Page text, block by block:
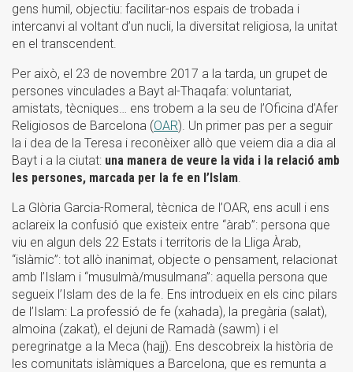
gens humil, objectiu: facilitar-nos espais de trobada i
intercanvi al voltant d’un nucli, la diversitat religiosa, la unitat
en el transcendent.
Per això, el 23 de novembre 2017 a la tarda, un grupet de
persones vinculades a Bayt al-Thaqafa: voluntariat,
amistats, tècniques… ens trobem a la seu de l’Oficina d’Afer
Religiosos de Barcelona (OAR). Un primer pas per a seguir
la i dea de la Teresa i reconèixer allò que veiem dia a dia al
Bayt i a la ciutat: una manera de veure la vida i la relació amb
les persones, marcada per la fe en l’Islam
La Glòria Garcia-Romeral, tècnica de l’OAR, ens acull i ens
aclareix la confusió que existeix entre “àrab”: persona que
viu en algun dels 22 Estats i territoris de la Lliga Àrab,
“islàmic”: tot allò inanimat, objecte o pensament, relacionat
amb l’Islam i “musulmà/musulmana”: aquella persona que
segueix l’Islam des de la fe. Ens introdueix en els cinc pilars
de l’Islam: La professió de fe (xahada), la pregària (salat),
almoina (zakat), el dejuni de Ramadà (sawm) i el
peregrinatge a la Meca (hajj). Ens descobreix la història de
les comunitats islàmiques a Barcelona, que es remunta a